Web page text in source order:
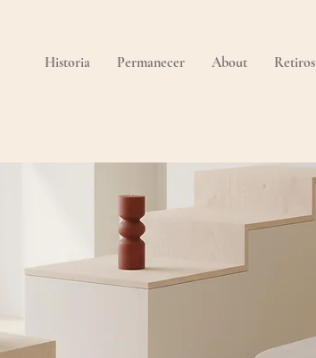
Historia Permanecer About Retiros